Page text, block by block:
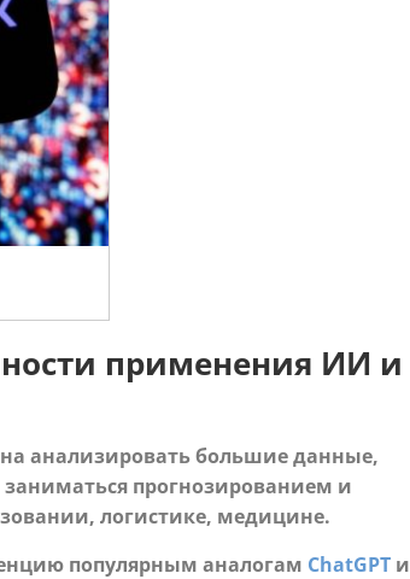
применения ИИ и
анализировать большие данные,
прогнозированием и
логистике, медицине.
популярным аналогам ChatGPT и